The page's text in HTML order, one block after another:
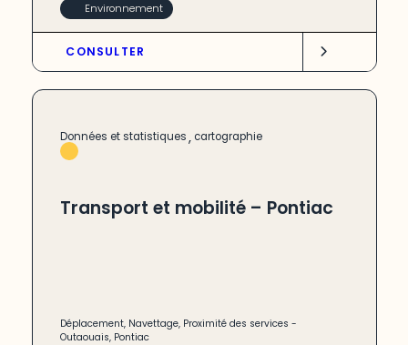
Environnement
CONSULTER
Données et statistiques, cartographie
Transport et mobilité – Pontiac
Déplacement, Navettage, Proximité des services -
Outaouais, Pontiac